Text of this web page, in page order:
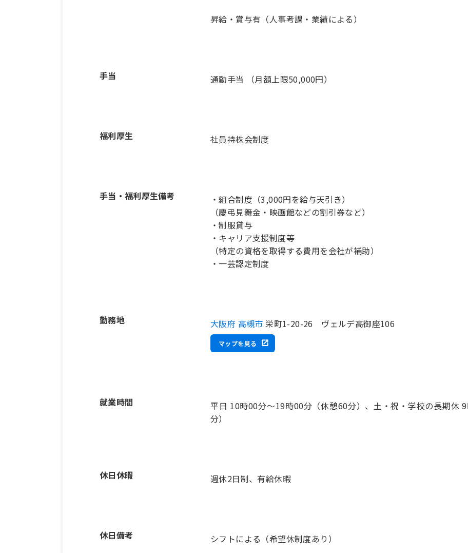
昇給・賞与有（人事考課・業績による）
手当 通勤手当 （月額上限50,000円）
福利厚生 社員持株会制度
手当・福利厚生備考
・組合制度（3,000円を給与天引き）
（慶弔見舞金・映画館などの割引券など）
・制服貸与
・キャリア支援制度等
（特定の資格を取得する費用を会社が補助）
・一芸認定制度
勤務地 大阪府 高槻市 栄町1-20-26 ヴェルデ高御座106
マップを見る
就業時間
平日 10時00分〜19時00分（休憩60分）、土・祝・学校の長期休
分）
休日休暇 週休2日制、有給休暇
休日備考 シフトによる（希望休制度あり）